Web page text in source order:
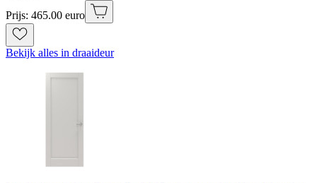
Prijs: 465.00 euro
Bekijk alles in draaideur